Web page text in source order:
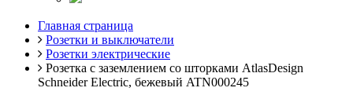
Главная страница
Розетки и выключатели
Розетки электрические
Розетка с заземлением со шторками AtlasDesign
Schneider Electric, бежевый ATN000245